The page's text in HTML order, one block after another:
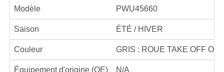
Modèle PWU45660
Saison ÉTÉ / HIVER
Couleur GRIS : ROUE TAKE OFF
Équipement d'origine (OE) N/A